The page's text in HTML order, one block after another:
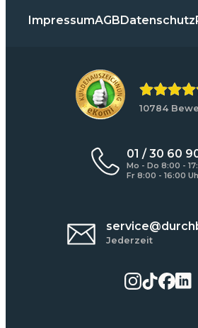
ImpressumAGBDatenschutz
10784
01 / 30 60
Mo - Do 8:00 -
Fr 8:00 - 16:00
Jederzeit